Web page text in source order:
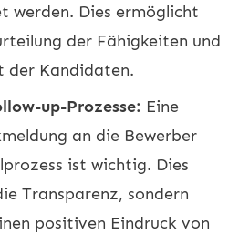
werden. Dies ermöglicht
der Fähigkeiten und
der Kandidaten.
up-Prozesse: Eine
an die Bewerber
ist wichtig. Dies
Transparenz, sondern
positiven Eindruck von